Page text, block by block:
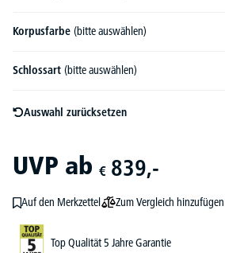
Korpusfarbe (bitte auswählen)
Schlossart (bitte auswählen)
Auswahl zurücksetzen
UVP ab € 839,-
Auf den Merkzettel Zum Vergleich hinzufügen
Top Qualität 5 Jahre Garantie